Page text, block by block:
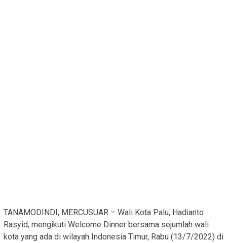
TANAMODINDI, MERCUSUAR – Wali Kota Palu, Hadianto
Rasyid, mengikuti Welcome Dinner bersama sejumlah wali
kota yang ada di wilayah Indonesia Timur, Rabu (13/7/2022) di